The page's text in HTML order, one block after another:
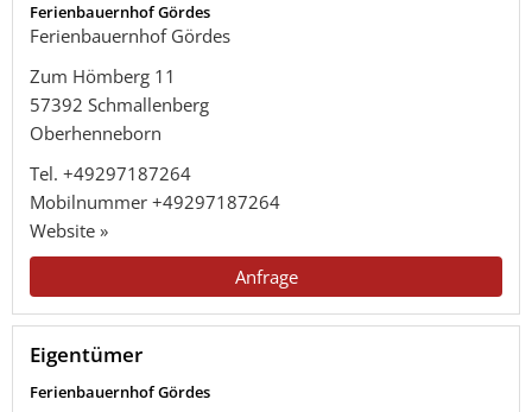
Ferienbauernhof Gördes
Ferienbauernhof Gördes
Zum Hömberg 11
57392 Schmallenberg
Oberhenneborn
Tel. +49297187264
Mobilnummer +49297187264
Website »
Anfrage
Eigentümer
Ferienbauernhof Gördes